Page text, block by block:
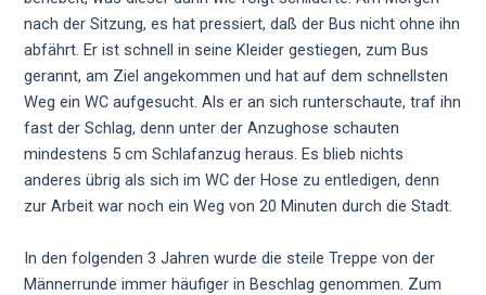
nach der Sitzung, es hat pressiert, daß der Bus nicht ohne ihn
abfährt. Er ist schnell in seine Kleider gestiegen, zum Bus
gerannt, am Ziel angekommen und hat auf dem schnellsten
Weg ein WC aufgesucht. Als er an sich runterschaute, traf ihn
fast der Schlag, denn unter der Anzughose schauten
mindestens 5 cm Schlafanzug heraus. Es blieb nichts
anderes übrig als sich im WC der Hose zu entledigen, denn
zur Arbeit war noch ein Weg von 20 Minuten durch die Stadt.
In den folgenden 3 Jahren wurde die steile Treppe von der
Männerrunde immer häufiger in Beschlag genommen. Zum